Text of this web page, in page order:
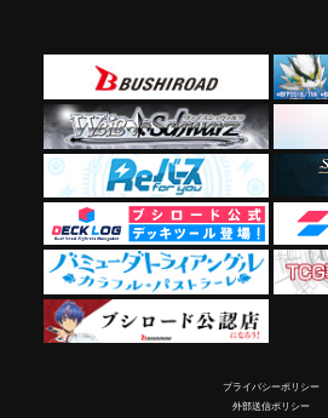
プライバシーポリシー
外部送信ポリシー